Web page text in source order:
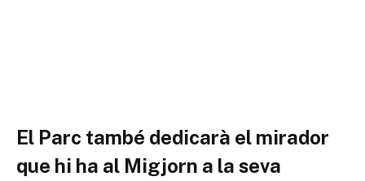
El Parc també dedicarà el mirador
que hi ha al Migjorn a la seva